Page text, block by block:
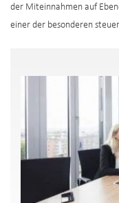
der Miteinnahmen auf
einer der besonderen